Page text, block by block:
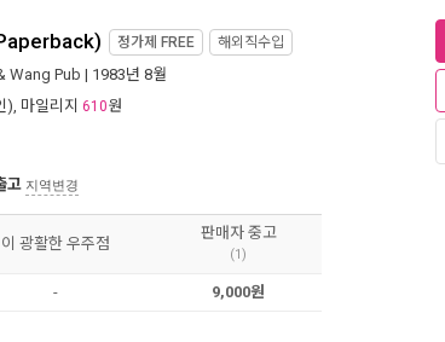
정가제 FREE 해외직수입
Wang Pub | 1983년 8월
), 마일리지 610원
고 지역변경
이 광활한 우주점
판매자 중고
(1)
- 9,000원